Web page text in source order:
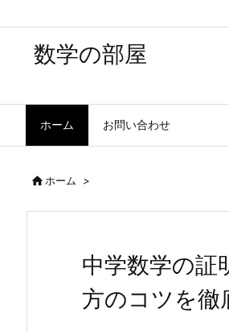
数学の部屋
ホーム お問い合わせ
ホーム >
中学数学の証
方のコツを徹